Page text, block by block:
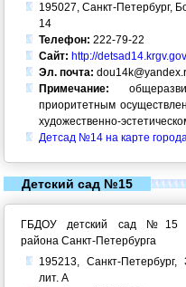
195027, Санкт-Петербург,
14
Телефон: 222-79-22
Сайт: http://
Эл. почта:
Примечание:
приоритетным
художественно-
Детсад №14 на карте
Детский сад №15
ГБДОУ детский сад №15
района Санкт-Петербурга
195213, Санкт-
лит. А